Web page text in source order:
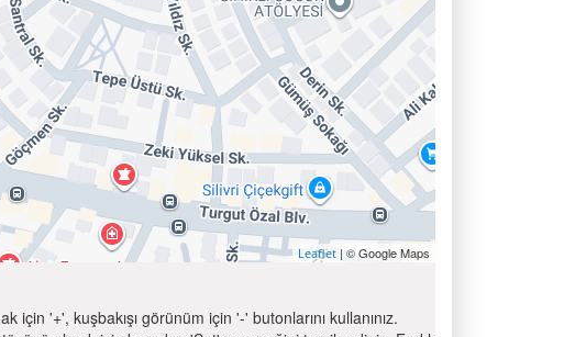
Leaflet | © Google Maps
'+', kuşbakışı görünüm için '-' butonlarını kullanınız.